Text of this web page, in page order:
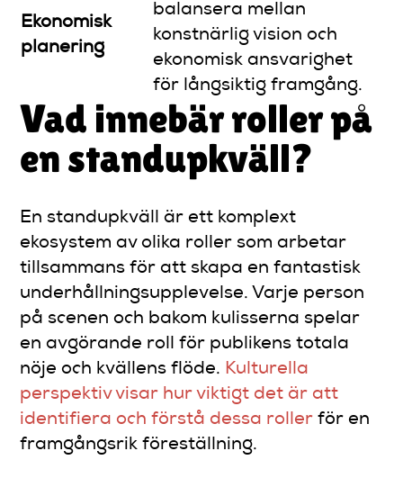
Ekonomisk
planering
balansera mellan
konstnärlig vision och
ekonomisk ansvarighet
för långsiktig framgång.
Vad innebär roller på
en standupkväll?
En standupkväll är ett komplext
ekosystem av olika roller som arbetar
tillsammans för att skapa en fantastisk
underhållningsupplevelse. Varje person
på scenen och bakom kulisserna spelar
en avgörande roll för publikens totala
nöje och kvällens flöde. Kulturella
perspektiv visar hur viktigt det är att
identifiera och förstå dessa roller för en
framgångsrik föreställning.